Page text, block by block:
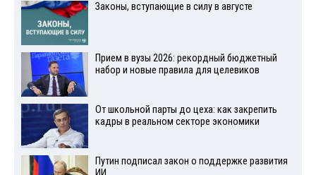
Законы, вступающие в силу в августе
Прием в вузы 2026: рекордный бюджетный
набор и новые правила для целевиков
От школьной парты до цеха: как закрепить
кадры в реальном секторе экономики
Путин подписал закон о поддержке развития